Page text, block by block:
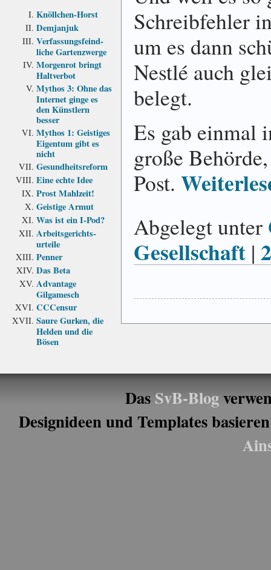
Knöllchen-Horst
Demjanjuk
Verfassungs­feind­
liche Garten­zwerge
Morgenrot bringt
Haltverbot
Mythos 3: Ohne das
Internet ginge es
den Künstlern
besser
Mythos 1: Geistiges
Eigentum gibt es
nicht
Gesundheits­reform
Eine echte Idee
Prost Mahlzeit!
Geistige Armut
Was ist ein I-Pod?
Arbeits­gerichts­
urteile
Penner
Das Beta
Advantage
Gilgamesch
CCCensur
Saure Gurken, die
Helden und die
Bösen
Schreibfehler
um es dann
Nestlé auch
belegt.
Es gab einmal
große
Post.
Abgelegt unter
Gesellschaft |
DasSvB-Blog
Designideen und Templates